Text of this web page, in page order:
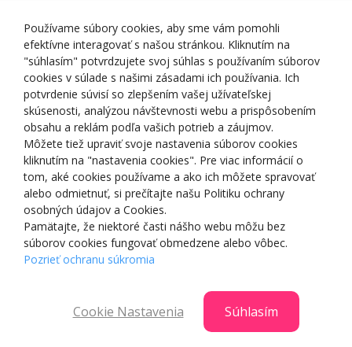
O NÁS
NAKUPOVANIE
ZÁKAZNÍCKA ZÓNA
NAŠE OCENENIA
© 2025 Smartshop
Používame súbory cookies, aby sme vám pomohli
efektívne interagovať s našou stránkou. Kliknutím na
"súhlasím" potvrdzujete svoj súhlas s používaním súborov
cookies v súlade s našimi zásadami ich používania. Ich
potvrdenie súvisí so zlepšením vašej užívateľskej
skúsenosti, analýzou návštevnosti webu a prispôsobením
obsahu a reklám podľa vašich potrieb a záujmov.
Môžete tiež upraviť svoje nastavenia súborov cookies
kliknutím na "nastavenia cookies". Pre viac informácií o
tom, aké cookies používame a ako ich môžete spravovať
alebo odmietnuť, si prečítajte našu Politiku ochrany
osobných údajov a Cookies.
Pamätajte, že niektoré časti nášho webu môžu bez
súborov cookies fungovať obmedzene alebo vôbec.
Pozrieť ochranu súkromia
Cookie Nastavenia Súhlasím